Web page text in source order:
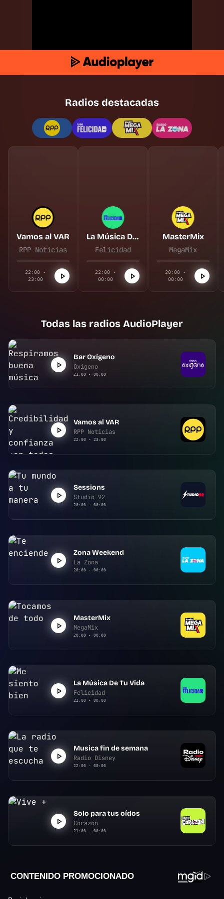
Radios destacadas
Vamos al VAR
RPP Noticias
22:00 -
23:00
La Música De Tu Vida
Felicidad
22:00 -
00:00
MasterMix
MegaMix
20:00 -
00:00
Todas las radios AudioPlayer
Bar Oxígeno
Oxígeno
21:00 - 00:00
Vamos al VAR
RPP Noticias
22:00 - 23:00
Sessions
Studio 92
20:00 - 00:00
Zona Weekend
La Zona
20:00 - 00:00
MasterMix
MegaMix
20:00 - 00:00
La Música De Tu Vida
Felicidad
22:00 - 00:00
Musica fin de semana
Radio Disney
22:00 - 00:00
Solo para tus oídos
Corazón
21:00 - 00:00